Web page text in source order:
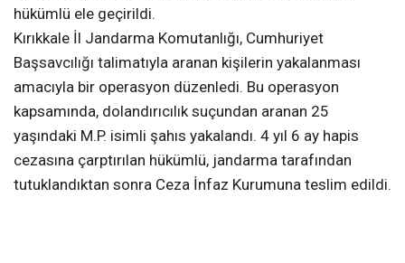
hükümlü ele geçirildi.
Kırıkkale İl Jandarma Komutanlığı, Cumhuriyet
Başsavcılığı talimatıyla aranan kişilerin yakalanması
amacıyla bir operasyon düzenledi. Bu operasyon
kapsamında, dolandırıcılık suçundan aranan 25
yaşındaki M.P. isimli şahıs yakalandı. 4 yıl 6 ay hapis
cezasına çarptırılan hükümlü, jandarma tarafından
tutuklandıktan sonra Ceza İnfaz Kurumuna teslim edildi.